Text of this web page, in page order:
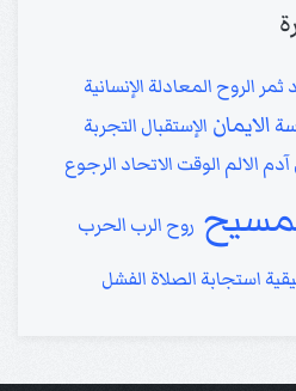
ثمر الروح المعادلة الإنسانية
الايمان الإستقبال التجربة
آدم الالم الوقت الاتحاد الرجوع
روح الرب الحرب
استجابة الصلاة الفشل